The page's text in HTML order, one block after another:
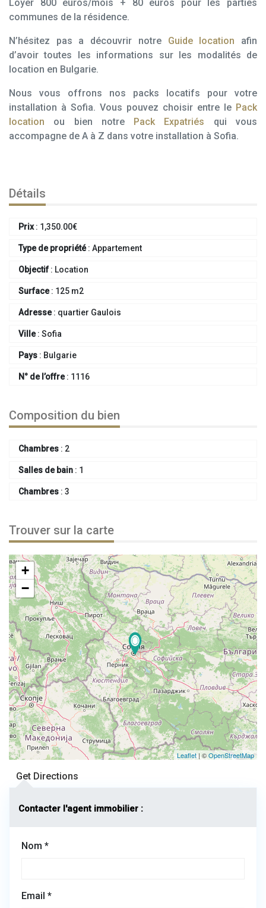
Loyer 800 euros/mois + 80 euros pour les parties
communes de la résidence.
N’hésitez pas a découvrir notre Guide location afin
d’avoir toutes les informations sur les modalités de
location en Bulgarie.
Nous vous offrons nos packs locatifs pour votre
installation à Sofia. Vous pouvez choisir entre le Pack
location ou bien notre Pack Expatriés qui vous
accompagne de A à Z dans votre installation à Sofia.
Détails
Prix : 1,350.00€
Type de propriété : Appartement
Objectif : Location
Surface : 125 m2
Adresse : quartier Gaulois
Ville : Sofia
Pays : Bulgarie
N° de l’offre : 1116
Composition du bien
Chambres : 2
Salles de bain : 1
Chambres : 3
Trouver sur la carte
+
−
Leaflet | ©OpenStreetMap
Get Directions
Contacter l'agent immobilier :
Nom *
Email *